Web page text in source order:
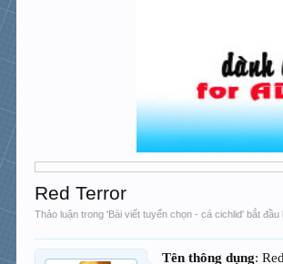
Red Terror
Thảo luận trong 'Bài viết tuyển chọn - cá cichlid' bắt
Tên thông dụng: